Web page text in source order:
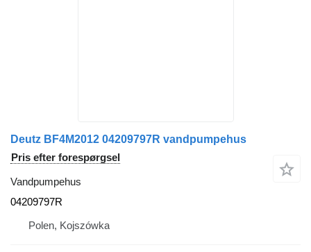
Deutz BF4M2012 04209797R vandpumpehus
Pris efter forespørgsel
Vandpumpehus
04209797R
Polen, Kojszówka